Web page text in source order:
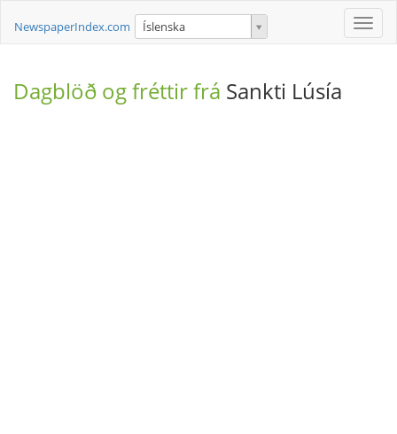
Toggle
NewspaperIndex.com Íslenska
Dagblöð og fréttir frá Sankti Lúsía